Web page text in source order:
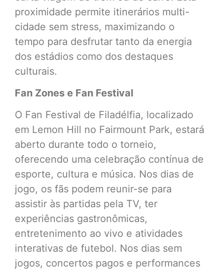
proximidade permite itinerários multi-
cidade sem stress, maximizando o
tempo para desfrutar tanto da energia
dos estádios como dos destaques
culturais.
Fan Zones e Fan Festival
O Fan Festival de Filadélfia, localizado
em Lemon Hill no Fairmount Park, estará
aberto durante todo o torneio,
oferecendo uma celebração contínua de
esporte, cultura e música. Nos dias de
jogo, os fãs podem reunir-se para
assistir às partidas pela TV, ter
experiências gastronômicas,
entretenimento ao vivo e atividades
interativas de futebol. Nos dias sem
jogos, concertos pagos e performances